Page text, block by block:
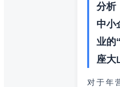
分析
中小
业的
座大
对于年